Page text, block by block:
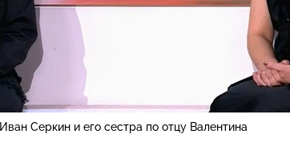
Иван Серкин и его сестра по отцу Валентина